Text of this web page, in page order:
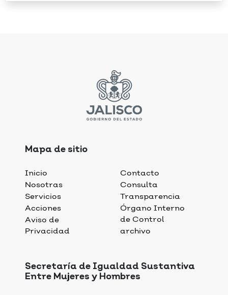
Mapa de sitio
Inicio
Nosotras
Servicios
Acciones
Aviso de
Privacidad
Contacto
Consulta
Transparencia
Órgano Interno
de Control
archivo
Secretaría de Igualdad Sustantiva
Entre Mujeres y Hombres